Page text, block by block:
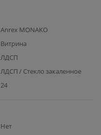
Anrex MONAKO
Витрина
ЛДСП
ЛДСП / Стекло закаленное
24
Нет